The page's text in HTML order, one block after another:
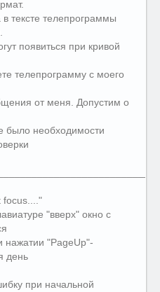
тексте телепрограммы
появиться при кривой
телепрограмму с моего
от меня. Допустим о
было необходимости
focus...."
"вверх" окно с
нажатии "PageUp"-
день
при начальной